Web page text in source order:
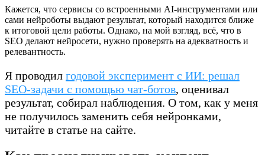
Кажется, что сервисы со встроенными AI-инструментами или
сами нейроботы выдают результат, который находится ближе
к итоговой цели работы. Однако, на мой взгляд, всё, что в
SEO делают нейросети, нужно проверять на адекватность и
релевантность.
Я проводил годовой эксперимент с ИИ: решал
SEO-задачи с помощью чат-ботов, оценивал
результат, собирал наблюдения. О том, как у меня
не получилось заменить себя нейронками,
читайте в статье на сайте.